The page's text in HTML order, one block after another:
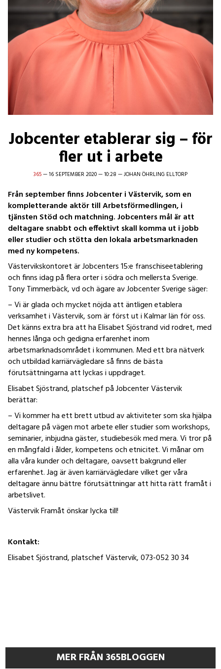
Jobcenter etablerar sig – för
fler ut i arbete
365—16 SEPTEMBER 2020—10:28 —JOHAN ÖHRLING ELLTORP
Från september finns Jobcenter i Västervik, som en
kompletterande aktör till Arbetsförmedlingen, i
tjänsten Stöd och matchning. Jobcenters mål är att
deltagare snabbt och effektivt skall komma ut i jobb
eller studier och stötta den lokala arbetsmarknaden
med ny kompetens.
Västervikskontoret är Jobcenters 15:e franschiseetablering
och finns idag på flera orter i södra och mellersta Sverige.
Tony Timmerbäck, vd och ägare av Jobcenter Sverige säger:
– Vi är glada och mycket nöjda att äntligen etablera
verksamhet i Västervik, som är först ut i Kalmar län för oss.
Det känns extra bra att ha Elisabet Sjöstrand vid rodret, med
hennes långa och gedigna erfarenhet inom
arbetsmarknadsområdet i kommunen. Med ett bra nätverk
och utbildad karriärvägledare så finns de bästa
förutsättningarna att lyckas i uppdraget.
Elisabet Sjöstrand, platschef på Jobcenter Västervik
berättar:
– Vi kommer ha ett brett utbud av aktiviteter som ska hjälpa
deltagare på vägen mot arbete eller studier som workshops,
seminarier, inbjudna gäster, studiebesök med mera. Vi tror på
en mångfald i ålder, kompetens och etnicitet. Vi månar om
alla våra kunder och deltagare, oavsett bakgrund eller
erfarenhet. Jag är även karriärvägledare vilket ger våra
deltagare ännu bättre förutsättningar att hitta rätt framåt i
arbetslivet.
Västervik Framåt önskar lycka till!
Kontakt:
Elisabet Sjöstrand, platschef Västervik, 073-052 30 34
MER FRÅN 365BLOGGEN